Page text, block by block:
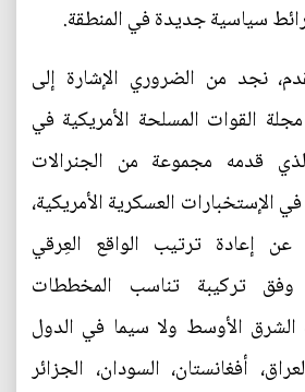
سياسية جديدة في المنطقة.
نجد من الضروري الإشارة إلى
القوات المسلحة الأمريكية في
2006، والذي قدمه مجموعة من الجنرالات
الإستخبارات العسكرية الأمريكية،
إعادة ترتيب الواقع العِرقي
وفق تركيبة تناسب المخططات
الشرق الأوسط ولا سيما في الدول
أفغانستان، السودان، الجزائر